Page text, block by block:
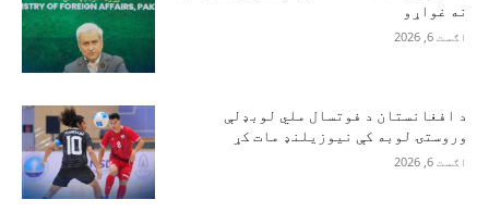
نه غواړو
اګست 6, 2026
د افغانستان د فوتسال ملي لوبډلې
وروستۍ لوبه کې نیوزیلنډ مات کړ
اګست 6, 2026